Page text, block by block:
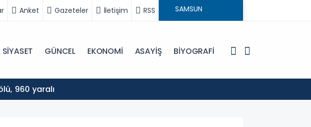
Anket Gazeteler İletişim RSS
SİYASET GÜNCEL EKONOMİ ASAYİŞ BİYOGRAFİ
960 yaralı